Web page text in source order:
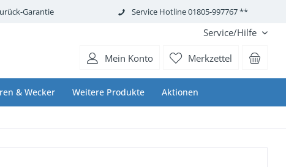
Garantie Service Hotline 01805-997767 **
Service/Hilfe
Merkzettel
Mein Konto
& Wecker Weitere Produkte Aktionen